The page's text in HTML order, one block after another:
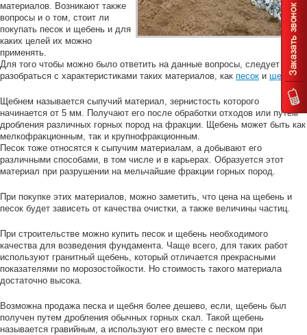
материалов. Возникают также
вопросы и о том, стоит ли
покупать песок и щебень и для
каких целей их можно
применять.
Для того чтобы можно было ответить на данные вопросы, следует
разобраться с характеристиками таких материалов, как песок и щебень
Щебнем называется сыпучий материал, зернистость которого
начинается от 5 мм. Получают его после обработки отходов или путем
дробления различных горных пород на фракции. Щебень может быть как
мелкофракционным, так и крупнофракционным.
Песок тоже относятся к сыпучим материалам, а добывают его
различными способами, в том числе и в карьерах. Образуется этот
материал при разрушении на мельчайшие фракции горных пород.
При покупке этих материалов, можно заметить, что цена на щебень и
песок будет зависеть от качества очистки, а также величины частиц.
При строительстве можно купить песок и щебень необходимого
качества для возведения фундамента. Чаще всего, для таких работ
используют гранитный щебень, который отличается прекрасными
показателями по морозостойкости. Но стоимость такого материала
достаточно высока.
Возможна продажа песка и щебня более дешево, если, щебень был
получен путем дробления обычных горных скал. Такой щебень
называется гравийным, а используют его вместе с песком при